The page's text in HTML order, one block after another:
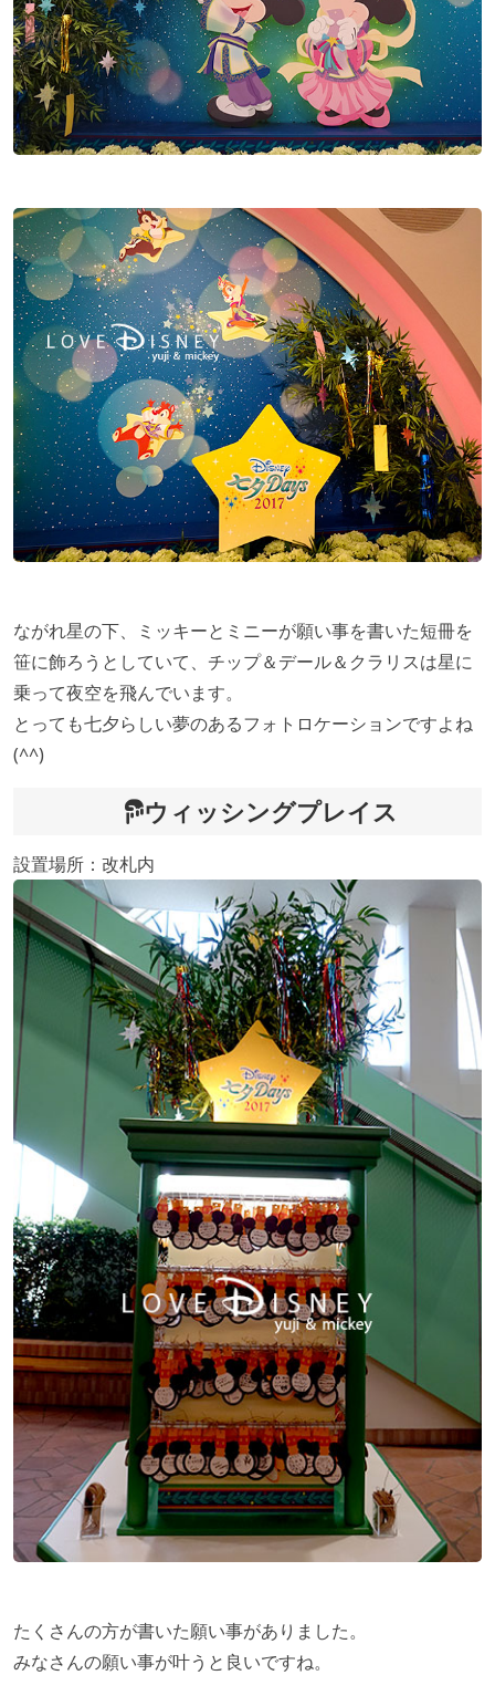
ながれ星の下、ミッキーとミニーが願い事を書いた短冊を
笹に飾ろうとしていて、チップ＆デール＆クラリスは星に
乗って夜空を飛んでいます。
とっても七夕らしい夢のあるフォトロケーションですよね
(^^)
ウィッシングプレイス
設置場所：改札内
たくさんの方が書いた願い事がありました。
みなさんの願い事が叶うと良いですね。